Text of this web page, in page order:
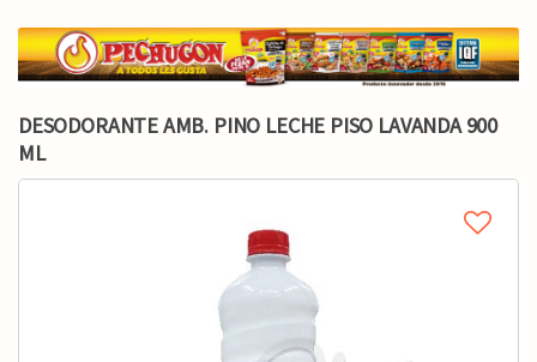
o
r
:
DESODORANTE AMB. PINO LECHE PISO LAVANDA 900
ML